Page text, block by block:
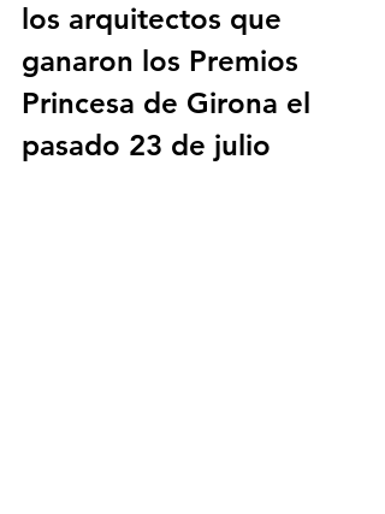
los arquitectos que
ganaron los Premios
Princesa de Girona el
pasado 23 de julio